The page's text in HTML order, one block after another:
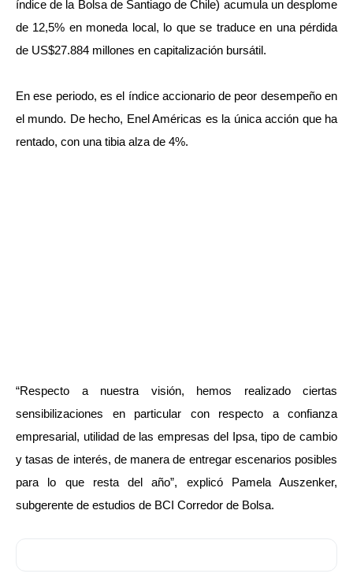
índice de la Bolsa de Santiago de Chile) acumula un desplome
de 12,5% en moneda local, lo que se traduce en una pérdida
de US$27.884 millones en capitalización bursátil.
En ese periodo, es el índice accionario de peor desempeño en
el mundo. De hecho, Enel Américas es la única acción que ha
rentado, con una tibia alza de 4%.
“Respecto a nuestra visión, hemos realizado ciertas
sensibilizaciones en particular con respecto a confianza
empresarial, utilidad de las empresas del Ipsa, tipo de cambio
y tasas de interés, de manera de entregar escenarios posibles
para lo que resta del año”, explicó Pamela Auszenker,
subgerente de estudios de BCI Corredor de Bolsa.